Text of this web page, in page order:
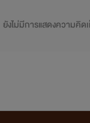
ยังไม่มีการแสดงความคิด